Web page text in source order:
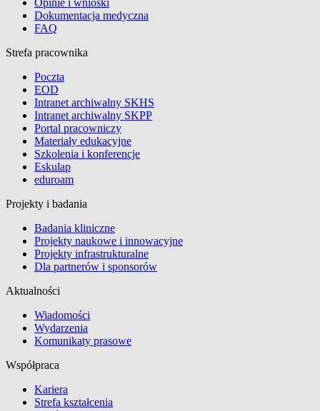
Dokumentacja medyczna
FAQ
Strefa pracownika
Poczta
EOD
Intranet archiwalny SKHS
Intranet archiwalny SKPP
Portal pracowniczy
Materiały edukacyjne
Szkolenia i konferencje
Eskulap
eduroam
Projekty i badania
Badania kliniczne
Projekty naukowe i innowacyjne
Projekty infrastrukturalne
Dla partnerów i sponsorów
Aktualności
Wiadomości
Wydarzenia
Komunikaty prasowe
Współpraca
Kariera
Strefa kształcenia